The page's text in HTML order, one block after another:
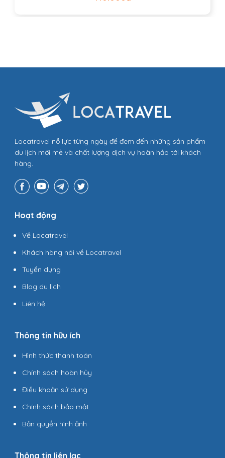
Locatravel nỗ lực từng ngày để đem đến những sản phẩm
du lịch mới mẻ và chất lượng dịch vụ hoàn hảo tới khách
hàng.
Hoạt động
Về Locatravel
Khách hàng nói về Locatravel
Tuyển dụng
Blog du lịch
Liên hệ
Thông tin hữu ích
Hình thức thanh toán
Chính sách hoàn hủy
Điều khoản sử dụng
Chính sách bảo mật
Bản quyền hình ảnh
Thông tin liên lạc